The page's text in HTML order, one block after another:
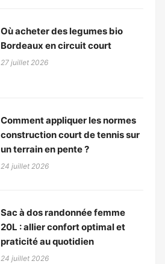
Où acheter des legumes bio
Bordeaux en circuit court
27 juillet 2026
Comment appliquer les normes
construction court de tennis sur
un terrain en pente ?
24 juillet 2026
Sac à dos randonnée femme
20L : allier confort optimal et
praticité au quotidien
24 juillet 2026